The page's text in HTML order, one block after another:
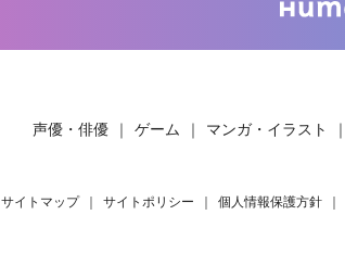
声優・俳優 ｜ ゲーム ｜ マンガ・イラスト ｜
サイトマップ サイトポリシー 個人情報保護方針